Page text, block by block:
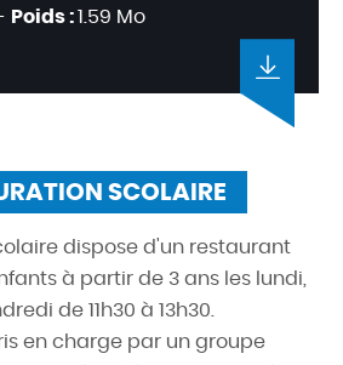
Poids :1.59 Mo
SCOLAIRE
dispose d'un restaurant
à partir de 3 ans les lundi,
de 11h30 à 13h30.
en charge par un groupe